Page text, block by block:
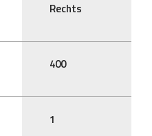
Rechts
400
1